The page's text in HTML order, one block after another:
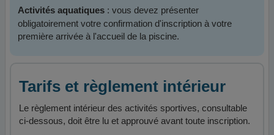
Activités aquatiques: vous devez présenter
obligatoirement votre confirmation d'inscription à votre
première arrivée à l'accueil de la piscine.
Tarifs et règlement intérieur
Le règlement intérieur des activités sportives, consultable
ci-dessous, doit être lu et approuvé avant toute inscription.